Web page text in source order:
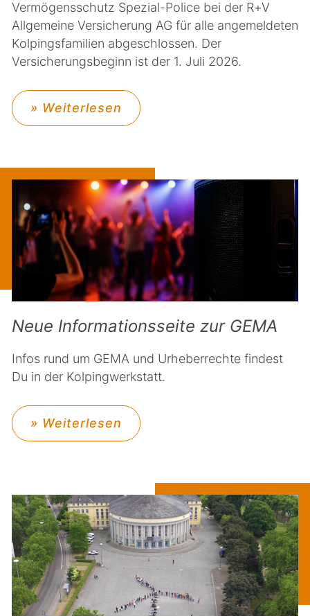
Vermögensschutz Spezial-Police bei der R+V
Allgemeine Versicherung AG für alle angemeldeten
Kolpingsfamilien abgeschlossen. Der
Versicherungsbeginn ist der 1. Juli 2026.
» Weiterlesen
Neue Informationsseite zur GEMA
Infos rund um GEMA und Urheberrechte findest
Du in der Kolpingwerkstatt.
» Weiterlesen